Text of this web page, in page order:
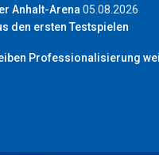
Anhalt-Arena 05.08.2026
den ersten Testspielen
Professionalisierung